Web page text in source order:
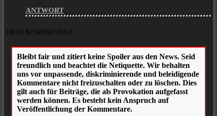
ANTWORT
DEIN KOMMENTAR: